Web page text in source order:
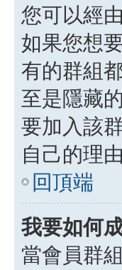
您可以經
如果您想
有的群組
至是隱藏
要加入該
自己的理由
回頂端
我要如何
當會員群